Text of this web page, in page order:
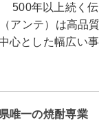
500年以上続く伝
アンテ）は高品質
心とした幅広い事
唯一の焼酎専業